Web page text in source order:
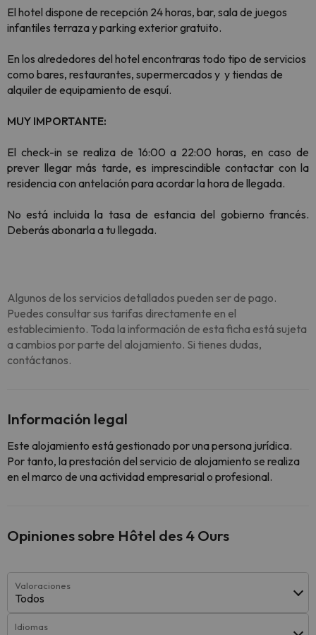
El hotel dispone de recepción 24 horas, bar, sala de juegos
infantiles terraza y parking exterior gratuito.
En los alrededores del hotel encontraras todo tipo de servicios
como bares, restaurantes, supermercados y y tiendas de
alquiler de equipamiento de esquí.
MUY IMPORTANTE:
El check-in se realiza de 16:00 a 22:00 horas, en caso de
prever llegar más tarde, es imprescindible contactar con la
residencia con antelación para acordar la hora de llegada.
No está incluida la tasa de estancia del gobierno francés.
Deberás abonarla a tu llegada.
Algunos de los servicios detallados pueden ser de pago.
Puedes consultar sus tarifas directamente en el
establecimiento. Toda la información de esta ficha está sujeta
a cambios por parte del alojamiento. Si tienes dudas,
contáctanos.
Información legal
Este alojamiento está gestionado por una persona jurídica.
Por tanto, la prestación del servicio de alojamiento se realiza
en el marco de una actividad empresarial o profesional.
Opiniones sobre Hôtel des 4 Ours
Valoraciones
Todos
Idiomas